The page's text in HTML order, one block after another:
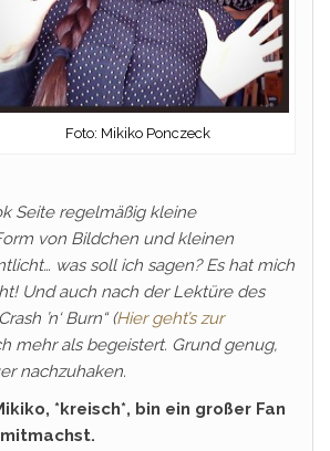
Foto: Mikiko Ponczeck
Seite regelmäßig kleine
von Bildchen und kleinen
was soll ich sagen? Es hat mich
Und auch nach der Lektüre des
’n‘ Burn“ (Hier geht’s zur
mehr als begeistert. Grund genug,
nachzuhaken.
*kreisch*, bin ein großer Fan